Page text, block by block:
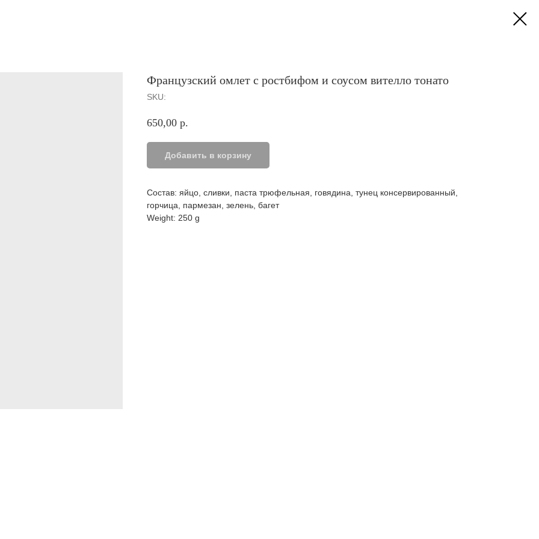
Французский омлет с ростбифом и соусом вителло тонато
SKU:
650,00 р.
Добавить в корзину
Состав: яйцо, сливки, паста трюфельная, говядина, тунец консервированный,
горчица, пармезан, зелень, багет
Weight: 250 g